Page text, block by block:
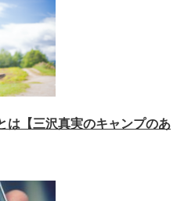
は【三沢真実のキャンプのあ